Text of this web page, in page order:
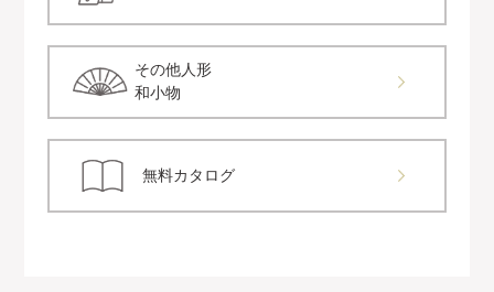
その他人形
和小物
無料カタログ